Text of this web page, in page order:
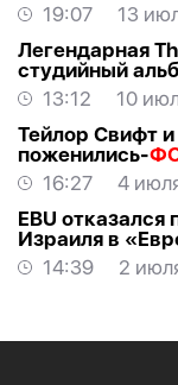
19:07
13
Легендарная
студийный
13:12
10
Тейлор Свифт
поженились-
16:27
4
EBU
Израиля в
14:39
2